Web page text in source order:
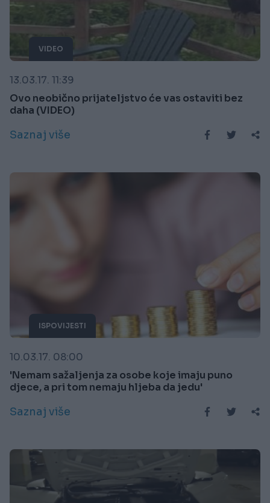
VIDEO
13.03.17. 11:39
Ovo neobično prijateljstvo će vas ostaviti bez
daha (VIDEO)
Saznaj više
ISPOVIJESTI
10.03.17. 08:00
'Nemam sažaljenja za osobe koje imaju puno
djece, a pri tom nemaju hljeba da jedu'
Saznaj više